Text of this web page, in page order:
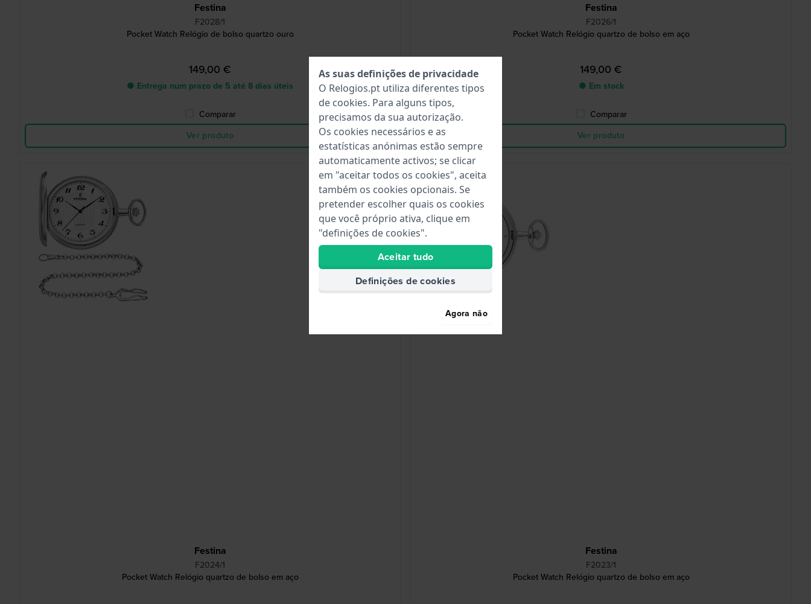
Festina
F2028/1
Pocket Watch Relógio de bolso quartzo ouro
149,00 €
● Entrega num prazo de 5 até 8 dias úteis
Comparar
Ver produto
Festina
F2026/1
Pocket Watch Relógio quartzo de bolso em aço
149,00 €
● Em stock
Comparar
Ver produto
Festina
F2024/1
Pocket Watch Relógio quartzo de bolso em aço
Festina
F2023/1
Pocket Watch Relógio quartzo de bolso em aço
As suas definições de privacidade
O Relogios.pt utiliza diferentes tipos
de cookies. Para alguns tipos,
precisamos da sua autorização.
Os cookies necessários e as
estatísticas anónimas estão sempre
automaticamente activos; se clicar
em "aceitar todos os cookies", aceita
também os cookies opcionais. Se
pretender escolher quais os cookies
que você próprio ativa, clique em
"definições de cookies".
Aceitar tudo
Definições de cookies
Agora não